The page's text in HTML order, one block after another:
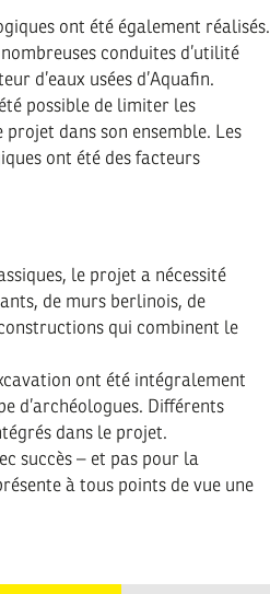
ont été également réalisés.
conduites d’utilité
d’eaux usées d’Aquafin.
possible de limiter les
dans son ensemble. Les
ont été des facteurs
le projet a nécessité
de murs berlinois, de
qui combinent le
ont été intégralement
d’archéologues. Différents
dans le projet.
succès – et pas pour la
à tous points de vue une